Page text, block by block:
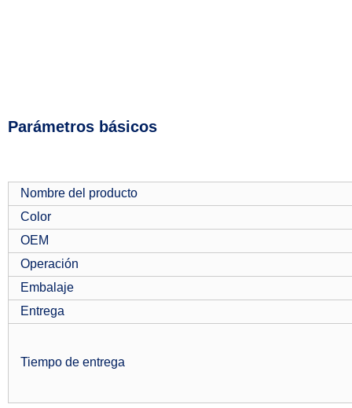
Parámetros básicos
Nombre del producto
Color
OEM
Operación
Embalaje
Entrega
Tiempo de entrega